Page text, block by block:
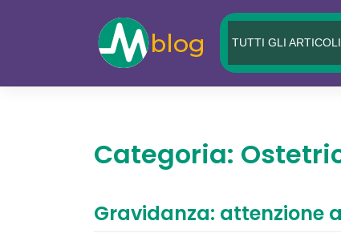
TUTTI GLI
Categoria:
Gravidanza: attenzione